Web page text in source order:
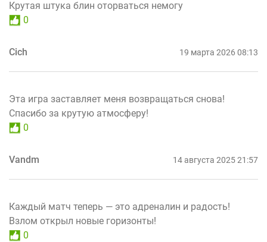
Крутая штука блин оторваться немогу
0
Cich 19 марта 2026 08:13
Эта игра заставляет меня возвращаться снова!
Спасибо за крутую атмосферу!
0
Vandm 14 августа 2025 21:57
Каждый матч теперь — это адреналин и радость!
Взлом открыл новые горизонты!
0